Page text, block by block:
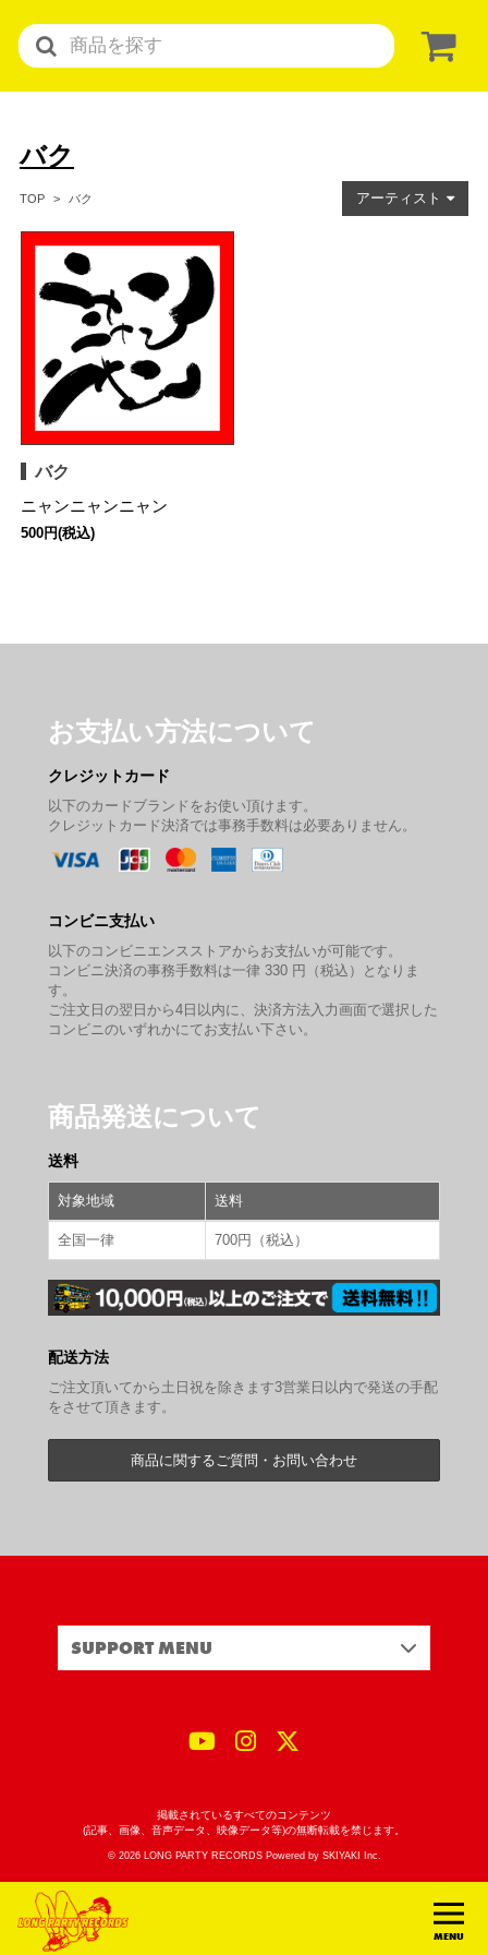
MENU
バク
TOP バク アーティスト
バク
ニャンニャンニャン
500円(税込)
お支払い方法について
クレジットカード
以下のカードブランドをお使い頂けます。
クレジットカード決済では事務手数料は必要ありません。
コンビニ支払い
以下のコンビニエンスストアからお支払いが可能です。
コンビニ決済の事務手数料は一律 330 円（税込）となりま
す。
ご注文日の翌日から4日以内に、決済方法入力画面で選択した
コンビニのいずれかにてお支払い下さい。
商品発送について
送料
対象地域 送料
全国一律 700円（税込）
配送方法
ご注文頂いてから土日祝を除きます3営業日以内で発送の手配
をさせて頂きます。
商品に関するご質問・お問い合わせ
SUPPORT MENU
掲載されているすべてのコンテンツ
(記事、画像、音声データ、映像データ等)の無断転載を禁じます。
© 2026 LONG PARTY RECORDS Powered by SKIYAKI Inc.